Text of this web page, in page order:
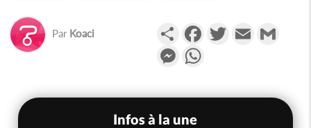
Par Koaci PartagerFacebookTwitterEmail
Messenger
Infos à la une